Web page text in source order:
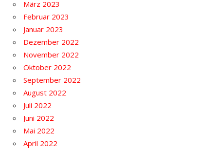
März 2023
Februar 2023
Januar 2023
Dezember 2022
November 2022
Oktober 2022
September 2022
August 2022
Juli 2022
Juni 2022
Mai 2022
April 2022